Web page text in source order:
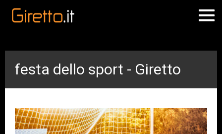
festa dello sport - Giretto